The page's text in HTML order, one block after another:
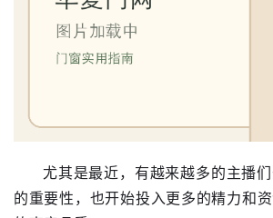
尤其是最近，有越来越多的主播
的重要性，也开始投入更多的精力和